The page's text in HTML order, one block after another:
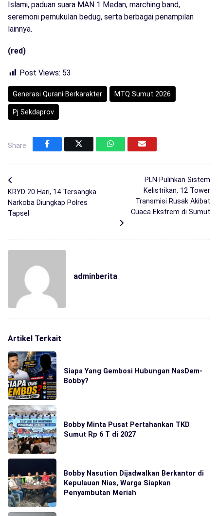
Islami, paduan suara MAN 1 Medan, marching band,
seremoni pemukulan bedug, serta berbagai penampilan
lainnya.
(red)
Post Views: 53
Generasi Qurani Berkarakter MTQ Sumut 2026
Pj Sekdaprov
Share:
KRYD 20 Hari, 14 Tersangka
Narkoba Diungkap Polres
Tapsel
PLN Pulihkan Sistem
Kelistrikan, 12 Tower
Transmisi Rusak Akibat
Cuaca Ekstrem di Sumut
adminberita
Artikel Terkait
Siapa Yang Gembosi Hubungan NasDem-
Bobby?
Bobby Minta Pusat Pertahankan TKD
Sumut Rp 6 T di 2027
Bobby Nasution Dijadwalkan Berkantor di
Kepulauan Nias, Warga Siapkan
Penyambutan Meriah